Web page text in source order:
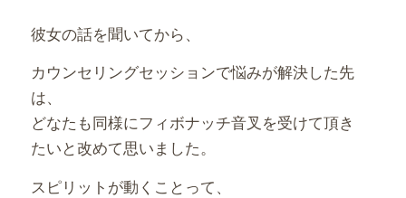
彼女の話を聞いてから、
カウンセリングセッションで悩みが解決した先
は、
どなたも同様にフィボナッチ音叉を受けて頂き
たいと改めて思いました。
スピリットが動くことって、